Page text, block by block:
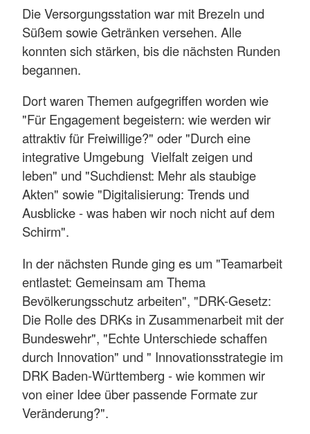
Die Versorgungsstation war mit Brezeln und
Süßem sowie Getränken versehen. Alle
konnten sich stärken, bis die nächsten Runden
begannen.
Dort waren Themen aufgegriffen worden wie
"Für Engagement begeistern: wie werden wir
attraktiv für Freiwillige?" oder "Durch eine
integrative Umgebung Vielfalt zeigen und
leben" und "Suchdienst: Mehr als staubige
Akten" sowie "Digitalisierung: Trends und
Ausblicke - was haben wir noch nicht auf dem
Schirm".
In der nächsten Runde ging es um "Teamarbeit
entlastet: Gemeinsam am Thema
Bevölkerungsschutz arbeiten", "DRK-Gesetz:
Die Rolle des DRKs in Zusammenarbeit mit der
Bundeswehr", "Echte Unterschiede schaffen
durch Innovation" und " Innovationsstrategie im
DRK Baden-Württemberg - wie kommen wir
von einer Idee über passende Formate zur
Veränderung?".